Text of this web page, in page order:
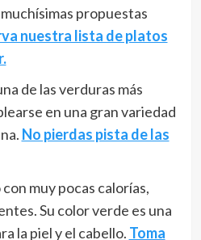
propuestas
nuestra lista de platos
de las verduras más
en una gran variedad
No pierdas pista de las
muy pocas calorías,
Su color verde es una
la piel y el cabello. Toma